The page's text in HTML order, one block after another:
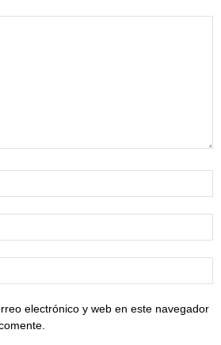
electrónico y web en este navegador